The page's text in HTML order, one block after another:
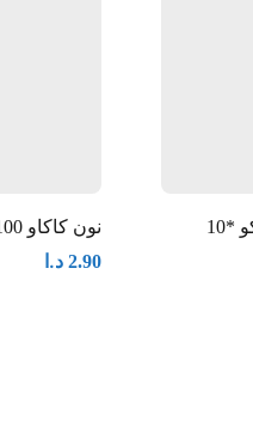
بونيني كبسولات كلاسيكو *10
نون كاكاو 100 غم
2.90 د.ا